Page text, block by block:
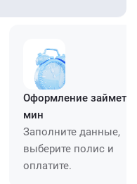
Оформление займет
мин
Заполните данные,
выберите полис и
оплатите.